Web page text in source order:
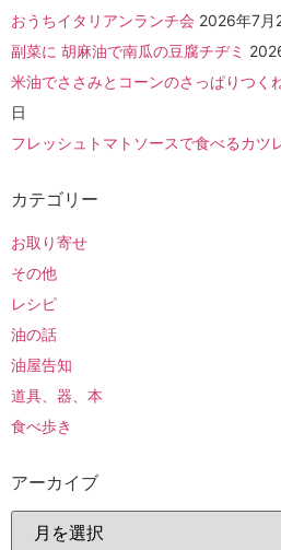
おうちイタリアンランチ会 2026年7月
副菜に 胡麻油で南瓜の豆腐チヂミ
米油でささみとコーンのさっぱりつく
日
フレッシュトマトソースで食べるカツ
カテゴリー
お取り寄せ
その他
レシピ
油の話
油屋告知
道具、器、本
食べ歩き
アーカイブ